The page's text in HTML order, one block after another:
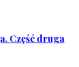
Część druga